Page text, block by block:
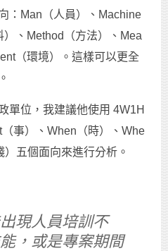
：Man（人員）、Machine
）、Method（方法）、Mea
（環境）。這樣可以更全
單位，我建議他使用 4W1H
事）、When（時）、Whe
五個面向來進行分析。
現人員培訓不
，或是專案期間